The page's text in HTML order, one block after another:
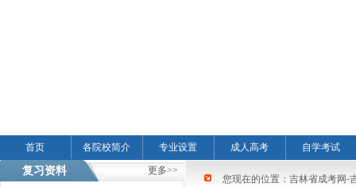
首页 各院校简介 专业设置 成人高考 自学考试
您现在的位置： 吉林省成考网-
复习资料 更多>>